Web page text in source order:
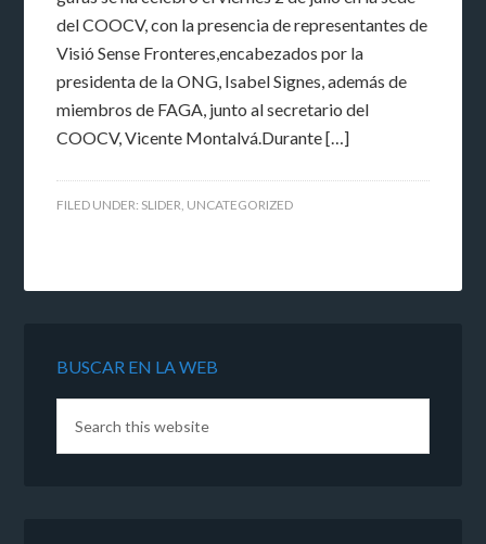
del COOCV, con la presencia de representantes de
Visió Sense Fronteres,encabezados por la
presidenta de la ONG, Isabel Signes, además de
miembros de FAGA, junto al secretario del
COOCV, Vicente Montalvá.Durante […]
FILED UNDER: SLIDER, UNCATEGORIZED
BUSCAR EN LA WEB